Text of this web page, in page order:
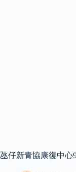
氹仔新青協康復中心